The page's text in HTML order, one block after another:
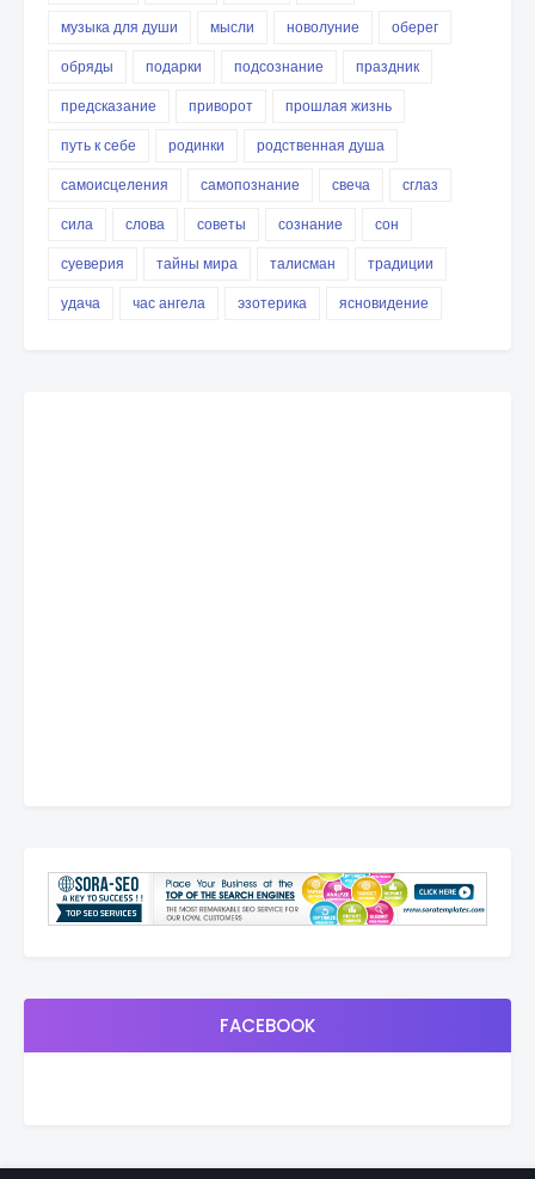
музыка для души
мысли новолуние
оберег
обряды
подарки подсознание
праздник
предсказание
приворот
прошлая жизнь
путь к себе
родинки
родственная душа
самоисцеления
самопознание свеча
сглаз
сила
слова советы сознание
сон
суеверия
тайны мира талисман
традиции
удача
час ангела эзотерика ясновидение
FACEBOOK